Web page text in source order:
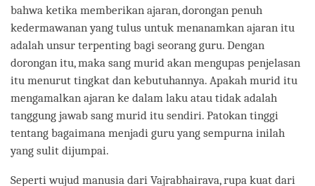
bahwa ketika memberikan ajaran, dorongan penuh
kedermawanan yang tulus untuk menanamkan ajaran itu
adalah unsur terpenting bagi seorang guru. Dengan
dorongan itu, maka sang murid akan mengupas penjelasan
itu menurut tingkat dan kebutuhannya. Apakah murid itu
mengamalkan ajaran ke dalam laku atau tidak adalah
tanggung jawab sang murid itu sendiri. Patokan tinggi
tentang bagaimana menjadi guru yang sempurna inilah
yang sulit dijumpai.
Seperti wujud manusia dari Vajrabhairava, rupa kuat dari